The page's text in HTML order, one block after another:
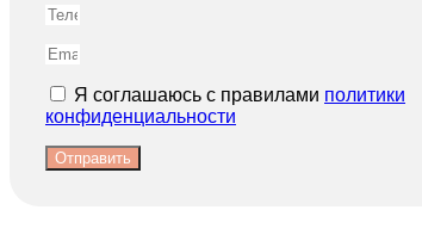
Я соглашаюсь с правилами политики
конфиденциальности
Отправить